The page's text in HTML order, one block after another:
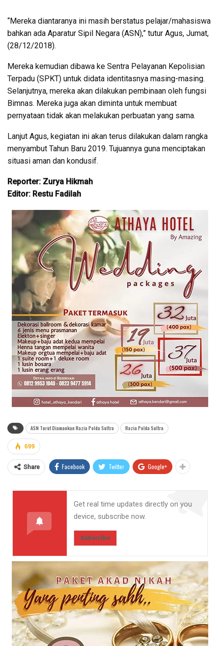
“Mereka diantaranya ini masih berstatus pelajar/mahasiswa
bahkan ada Aparatur Sipil Negara (ASN),” tutur Agus, Jumat,
(28/12/2018).
Mereka kemudian dibawa ke Sentra Pelayanan Kepolisian
Terpadu (SPKT) untuk didata identitasnya masing-masing.
Selanjutnya, mereka akan dilakukan pembinaan oleh fungsi
Bimnas. Mereka juga akan diminta untuk membuat
pernyataan tidak akan melakukan perbuatan yang sama.
Lanjut Agus, kegiatan ini akan terus dilakukan dalam rangka
menyambut Tahun Baru 2019. Tujuannya guna menciptakan
situasi aman dan kondusif.
Reporter: Zurya Hikmah
Editor: Restu Fadilah
ASN Turut Diamankan Razia Polda Sultra Razia Polda Sultra
699
Share Facebook Twitter Google+
Get real time updates directly on you
device, subscribe now.
Subscribe